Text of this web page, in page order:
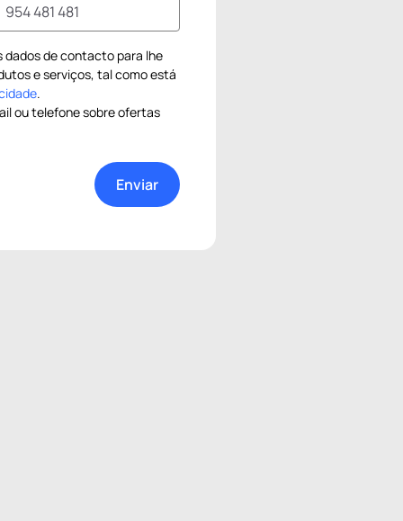
dados de contacto para lhe
e serviços, tal como está
.
ou telefone sobre ofertas